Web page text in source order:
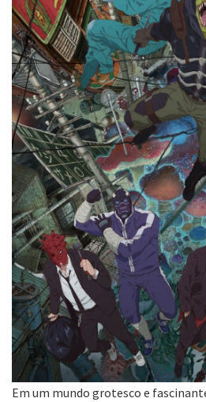
Em um mundo grotesco e